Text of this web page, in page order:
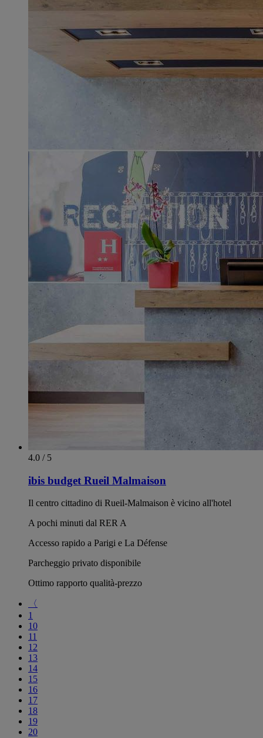
4.0 / 5
ibis budget Rueil Malmaison
Il centro cittadino di Rueil-Malmaison è vicino all'hotel
A pochi minuti dal RER A
Accesso rapido a Parigi e La Défense
Parcheggio privato disponibile
Ottimo rapporto qualità-prezzo
〈
1
10
11
12
13
14
15
16
17
18
19
20